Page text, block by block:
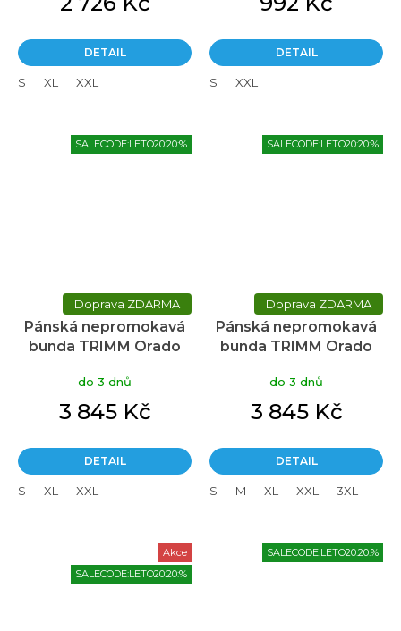
DETAIL
S XL XXL
5,0
5
hvězdiček.
DETAIL
S XXL
SALECODE:LETO20:20:%
ZDARMA
Pánská nepromokavá
bunda TRIMM Orado
do 3 dnů
3 845 Kč
DETAIL
S XL XXL
SALECODE:LETO20:20:%
ZDARMA
Pánská nepromokavá
bunda TRIMM Orado
do 3 dnů
3 845 Kč
DETAIL
S M XL XXL 3XL
Akce
SALECODE:LETO20:20:%
SALECODE:LETO20:20:%